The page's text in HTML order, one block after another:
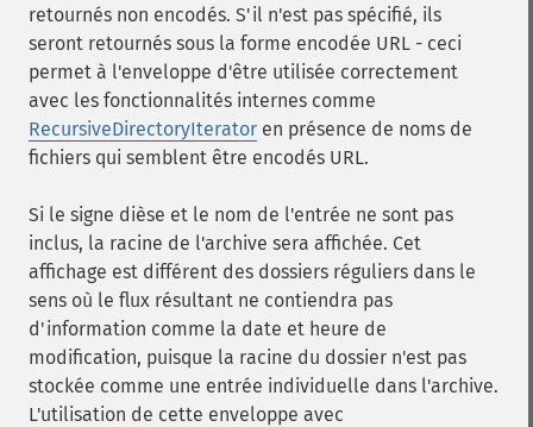
retournés non encodés. S'il n'est pas spécifié, ils
seront retournés sous la forme encodée URL - ceci
permet à l'enveloppe d'être utilisée correctement
avec les fonctionnalités internes comme
RecursiveDirectoryIterator en présence de noms de
fichiers qui semblent être encodés URL.
Si le signe dièse et le nom de l'entrée ne sont pas
inclus, la racine de l'archive sera affichée. Cet
affichage est différent des dossiers réguliers dans le
sens où le flux résultant ne contiendra pas
d'information comme la date et heure de
modification, puisque la racine du dossier n'est pas
stockée comme une entrée individuelle dans l'archive.
L'utilisation de cette enveloppe avec